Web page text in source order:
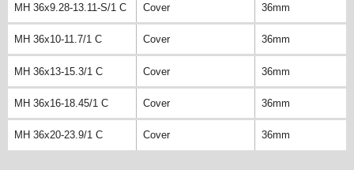
MH 36x9.28-13.11-S/1 C Cover 36mm
MH 36x10-11.7/1 C Cover 36mm
MH 36x13-15.3/1 C Cover 36mm
MH 36x16-18.45/1 C Cover 36mm
MH 36x20-23.9/1 C Cover 36mm